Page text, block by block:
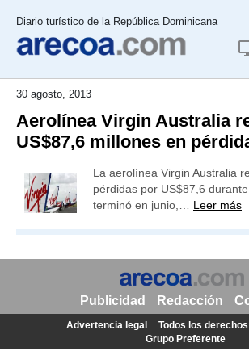
Diario turístico de la República Dominicana
30 agosto, 2013
Aerolínea Virgin Australia
US$87,6 millones en
La aerolínea Virgin Australia
pérdidas por US$87,6
terminó en junio,… Leer más
Publicidad Redacción
Advertencia legal
Todos los
Grupo Preferente